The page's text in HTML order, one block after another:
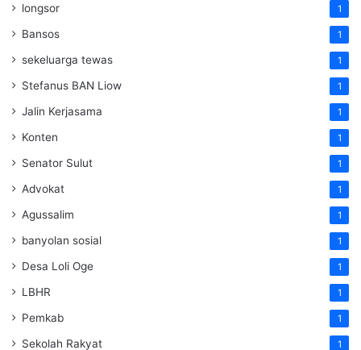
longsor 1
Bansos 1
sekeluarga tewas 1
Stefanus BAN Liow 1
Jalin Kerjasama 1
Konten 1
Senator Sulut 1
Advokat 1
Agussalim 1
banyolan sosial 1
Desa Loli Oge 1
LBHR 1
Pemkab 1
Sekolah Rakyat 1